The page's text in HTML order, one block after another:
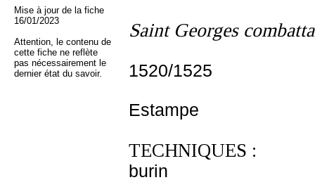
Mise à jour de la fiche
16/01/2023
Attention, le contenu de
cette fiche ne reflète
pas nécessairement le
dernier état du savoir.
Saint Georges
1520/1525
Estampe
TECHNIQUES :
burin